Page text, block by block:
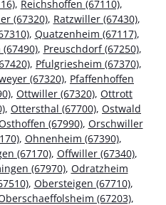
, Reichshoffen (67110),
(67320), Ratzwiller (67430),
, Quatzenheim (67117),
, Preuschdorf (67250),
, Pfulgriesheim (67370),
(67320), Pfaffenhoffen
, Ottwiller (67320), Ottrott
, Ottersthal (67700), Ostwald
(67990), Orschwiller
, Ohnenheim (67390),
(67170), Offwiller (67340),
(67970), Odratzheim
, Obersteigen (67710),
(67203),